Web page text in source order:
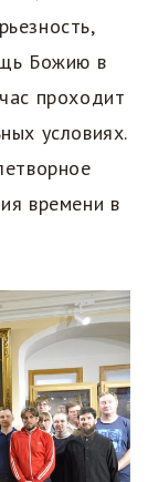
Божию в
проходит
условиях.
времени в